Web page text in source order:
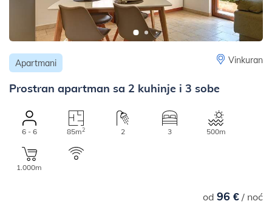
Apartmani Vinkuran
Prostran apartman sa 2 kuhinje i 3 sobe
6 - 6 85m2 2 3 500m
1.000m
od 96 €/ noć